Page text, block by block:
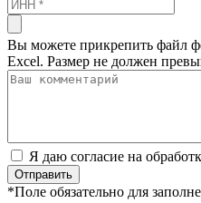
Вы можете прикрепить файл
Excel. Размер не должен
Я даю согласие на
*Поле обязательно для